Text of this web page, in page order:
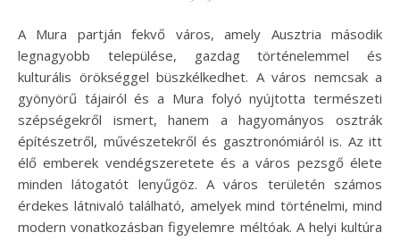
A Mura partján fekvő város, amely Ausztria második
legnagyobb települése, gazdag történelemmel és
kulturális örökséggel büszkélkedhet. A város nemcsak a
gyönyörű tájairól és a Mura folyó nyújtotta természeti
szépségekről ismert, hanem a hagyományos osztrák
építészetről, művészetekről és gasztronómiáról is. Az itt
élő emberek vendégszeretete és a város pezsgő élete
minden látogatót lenyűgöz. A város területén számos
érdekes látnivaló található, amelyek mind történelmi, mind
modern vonatkozásban figyelemre méltóak. A helyi kultúra